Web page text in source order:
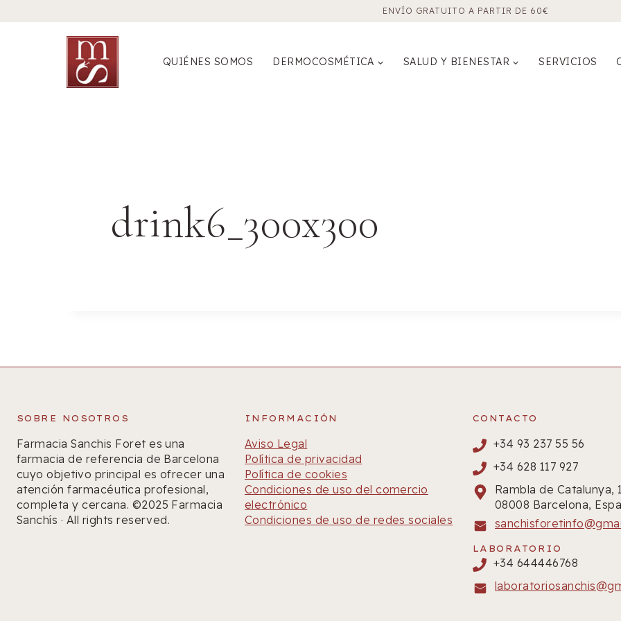
ENVÍO GRATUITO A PARTIR DE 60€
QUIÉNES SOMOS DERMOCOSMÉTICA SALUD Y BIENESTAR SERVICIOS
drink6_300x300
SOBRE NOSOTROS
Farmacia Sanchis Foret es una
farmacia de referencia de Barcelona
cuyo objetivo principal es ofrecer una
atención farmacéutica profesional,
completa y cercana. ©2025 Farmacia
Sanchís · All rights reserved.
INFORMACIÓN
Aviso Legal
Política de privacidad
Política de cookies
Condiciones de uso del comercio
electrónico
Condiciones de uso de redes sociales
CONTACTO
+34 93 237 55 56
+34 628 117 927
Rambla de Catalunya,
08008 Barcelona,
LABORATORIO
+34 644446768